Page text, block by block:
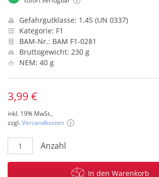
Gefahrgutklasse: 1.4S (UN 0337)
Kategorie: F1
BAM-Nr.: BAM F1-0281
Bruttogewicht: 230 g
NEM: 40 g
3,99 €
inkl. 19% MwSt.,
zzgl.Versandkosten
Anzahl
In den Warenkorb